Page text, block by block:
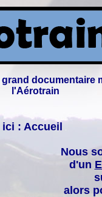
documentaire
l'Aérotrain
: Accueil
Nous
d'un
alors